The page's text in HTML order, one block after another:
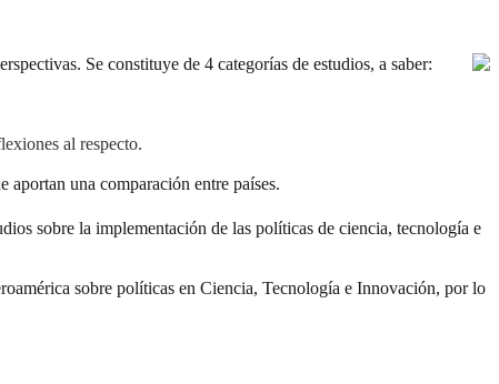
Se constituye de 4 categorías de estudios, a saber:
al respecto.
aportan una comparación entre países.
sobre la implementación de las políticas de ciencia, tecnología e
sobre políticas en Ciencia, Tecnología e Innovación, por lo